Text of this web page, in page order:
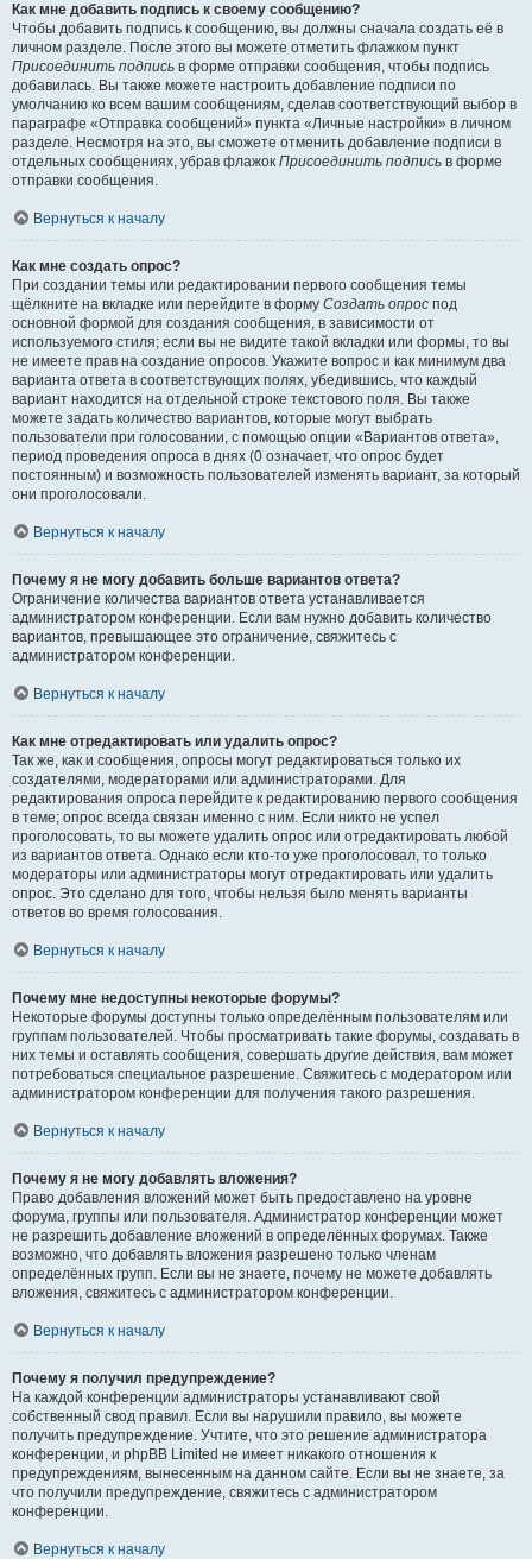
Как мне добавить подпись к своему сообщению?
Чтобы добавить подпись к сообщению, вы должны сначала создать её в
личном разделе. После этого вы можете отметить флажком пункт
Присоединить подпись в форме отправки сообщения, чтобы подпись
добавилась. Вы также можете настроить добавление подписи по
умолчанию ко всем вашим сообщениям, сделав соответствующий выбор в
параграфе «Отправка сообщений» пункта «Личные настройки» в личном
разделе. Несмотря на это, вы сможете отменить добавление подписи в
отдельных сообщениях, убрав флажок Присоединить подпись в форме
отправки сообщения.
Вернуться к началу
Как мне создать опрос?
При создании темы или редактировании первого сообщения темы
щёлкните на вкладке или перейдите в форму Создать опрос под
основной формой для создания сообщения, в зависимости от
используемого стиля; если вы не видите такой вкладки или формы, то вы
не имеете прав на создание опросов. Укажите вопрос и как минимум два
варианта ответа в соответствующих полях, убедившись, что каждый
вариант находится на отдельной строке текстового поля. Вы также
можете задать количество вариантов, которые могут выбрать
пользователи при голосовании, с помощью опции «Вариантов ответа»,
период проведения опроса в днях (0 означает, что опрос будет
постоянным) и возможность пользователей изменять вариант, за который
они проголосовали.
Вернуться к началу
Почему я не могу добавить больше вариантов ответа?
Ограничение количества вариантов ответа устанавливается
администратором конференции. Если вам нужно добавить количество
вариантов, превышающее это ограничение, свяжитесь с
администратором конференции.
Вернуться к началу
Как мне отредактировать или удалить опрос?
Так же, как и сообщения, опросы могут редактироваться только их
создателями, модераторами или администраторами. Для
редактирования опроса перейдите к редактированию первого сообщения
в теме; опрос всегда связан именно с ним. Если никто не успел
проголосовать, то вы можете удалить опрос или отредактировать любой
из вариантов ответа. Однако если кто-то уже проголосовал, то только
модераторы или администраторы могут отредактировать или удалить
опрос. Это сделано для того, чтобы нельзя было менять варианты
ответов во время голосования.
Вернуться к началу
Почему мне недоступны некоторые форумы?
Некоторые форумы доступны только определённым пользователям или
группам пользователей. Чтобы просматривать такие форумы, создавать в
них темы и оставлять сообщения, совершать другие действия, вам может
потребоваться специальное разрешение. Свяжитесь с модератором или
администратором конференции для получения такого разрешения.
Вернуться к началу
Почему я не могу добавлять вложения?
Право добавления вложений может быть предоставлено на уровне
форума, группы или пользователя. Администратор конференции может
не разрешить добавление вложений в определённых форумах. Также
возможно, что добавлять вложения разрешено только членам
определённых групп. Если вы не знаете, почему не можете добавлять
вложения, свяжитесь с администратором конференции.
Вернуться к началу
Почему я получил предупреждение?
На каждой конференции администраторы устанавливают свой
собственный свод правил. Если вы нарушили правило, вы можете
получить предупреждение. Учтите, что это решение администратора
конференции, и phpBB Limited не имеет никакого отношения к
предупреждениям, вынесенным на данном сайте. Если вы не знаете, за
что получили предупреждение, свяжитесь с администратором
конференции.
Вернуться к началу